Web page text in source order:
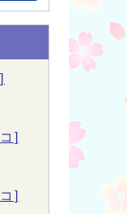
]
]